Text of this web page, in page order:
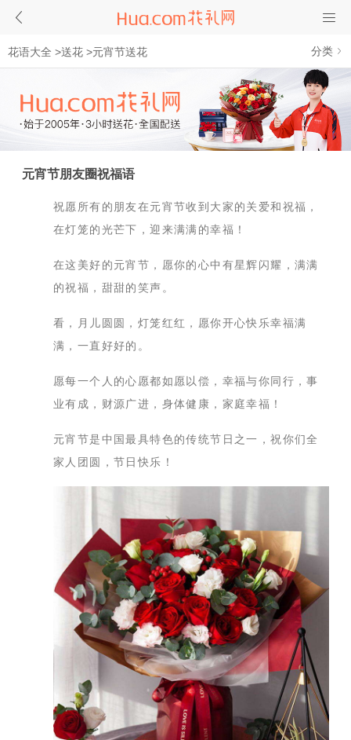
花语大全 >送花 >元宵节送花 分类
元宵节朋友圈祝福语
祝愿所有的朋友在元宵节收到大家的关爱和祝福，
在灯笼的光芒下，迎来满满的幸福！
在这美好的元宵节，愿你的心中有星辉闪耀，满满
的祝福，甜甜的笑声。
看，月儿圆圆，灯笼红红，愿你开心快乐幸福满
满，一直好好的。
愿每一个人的心愿都如愿以偿，幸福与你同行，事
业有成，财源广进，身体健康，家庭幸福！
元宵节是中国最具特色的传统节日之一，祝你们全
家人团圆，节日快乐！